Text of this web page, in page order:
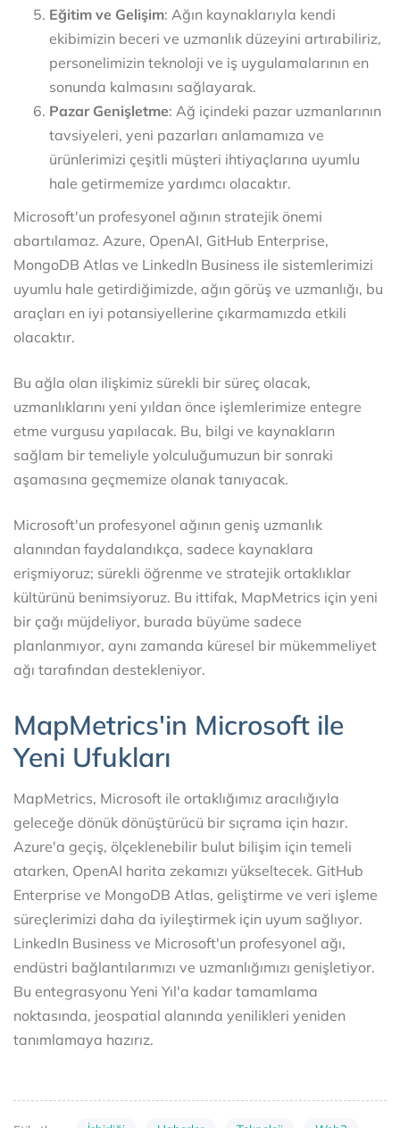
Eğitim ve Gelişim: Ağın kaynaklarıyla kendi
ekibimizin beceri ve uzmanlık düzeyini artırabiliriz,
personelimizin teknoloji ve iş uygulamalarının en
sonunda kalmasını sağlayarak.
Pazar Genişletme: Ağ içindeki pazar uzmanlarının
tavsiyeleri, yeni pazarları anlamamıza ve
ürünlerimizi çeşitli müşteri ihtiyaçlarına uyumlu
hale getirmemize yardımcı olacaktır.
Microsoft'un profesyonel ağının stratejik önemi
abartılamaz. Azure, OpenAI, GitHub Enterprise,
MongoDB Atlas ve LinkedIn Business ile sistemlerimizi
uyumlu hale getirdiğimizde, ağın görüş ve uzmanlığı, bu
araçları en iyi potansiyellerine çıkarmamızda etkili
olacaktır.
Bu ağla olan ilişkimiz sürekli bir süreç olacak,
uzmanlıklarını yeni yıldan önce işlemlerimize entegre
etme vurgusu yapılacak. Bu, bilgi ve kaynakların
sağlam bir temeliyle yolculuğumuzun bir sonraki
aşamasına geçmemize olanak tanıyacak.
Microsoft'un profesyonel ağının geniş uzmanlık
alanından faydalandıkça, sadece kaynaklara
erişmiyoruz; sürekli öğrenme ve stratejik ortaklıklar
kültürünü benimsiyoruz. Bu ittifak, MapMetrics için yeni
bir çağı müjdeliyor, burada büyüme sadece
planlanmıyor, aynı zamanda küresel bir mükemmeliyet
ağı tarafından destekleniyor.
MapMetrics'in Microsoft ile
Yeni Ufukları
MapMetrics, Microsoft ile ortaklığımız aracılığıyla
geleceğe dönük dönüştürücü bir sıçrama için hazır.
Azure'a geçiş, ölçeklenebilir bulut bilişim için temeli
atarken, OpenAI harita zekamızı yükseltecek. GitHub
Enterprise ve MongoDB Atlas, geliştirme ve veri işleme
süreçlerimizi daha da iyileştirmek için uyum sağlıyor.
LinkedIn Business ve Microsoft'un profesyonel ağı,
endüstri bağlantılarımızı ve uzmanlığımızı genişletiyor.
Bu entegrasyonu Yeni Yıl'a kadar tamamlama
noktasında, jeospatial alanında yenilikleri yeniden
tanımlamaya hazırız.